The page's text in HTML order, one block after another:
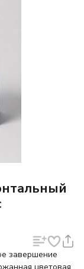
завершение